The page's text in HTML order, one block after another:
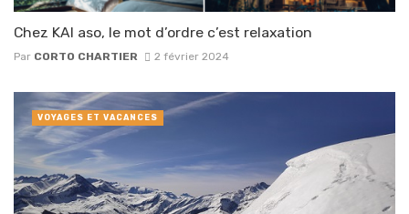
Chez KAI aso, le mot d’ordre c’est relaxation
Par CORTO CHARTIER 2 février 2024
VOYAGES ET VACANCES